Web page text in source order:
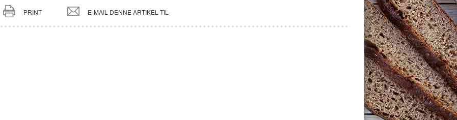
PRINT E-MAIL DENNE ARTIKEL TIL